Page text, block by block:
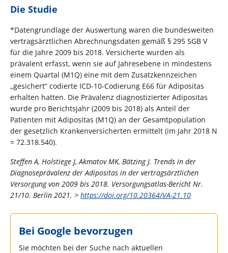
Die Studie
*Datengrundlage der Auswertung waren die bundesweiten
vertragsärztlichen Abrechnungsdaten gemäß § 295 SGB V
für die Jahre 2009 bis 2018. Versicherte wurden als
prävalent erfasst, wenn sie auf Jahresebene in mindestens
einem Quartal (M1Q) eine mit dem Zusatzkennzeichen
„gesichert“ codierte ICD-10-Codierung E66 für Adipositas
erhalten hatten. Die Prävalenz diagnostizierter Adipositas
wurde pro Berichtsjahr (2009 bis 2018) als Anteil der
Patienten mit Adipositas (M1Q) an der Gesamtpopulation
der gesetzlich Krankenversicherten ermittelt (im Jahr 2018 N
= 72.318.540).
Steffen A, Holstiege J, Akmatov MK, Bätzing J. Trends in der
Diagnoseprävalenz der Adipositas in der vertragsärztlichen
Versorgung von 2009 bis 2018. Versorgungsatlas-Bericht Nr.
21/10. Berlin 2021. > https://doi.org/10.20364/VA-21.10
Bei Google bevorzugen
Sie möchten bei der Suche nach aktuellen